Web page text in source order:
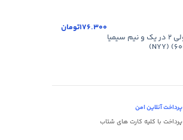
کابل مفتولی ۲ در یک و نیم سیمیا
176.300تومان
پرداخت آنلاین امن
پرداخت با کلیه کارت های شتاب